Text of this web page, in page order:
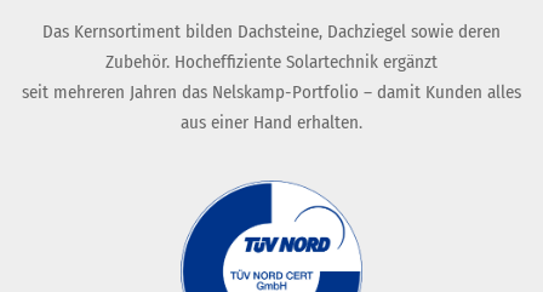
Das Kernsortiment bilden Dachsteine, Dachziegel sowie deren
Zubehör. Hocheffiziente Solartechnik ergänzt
seit mehreren Jahren das Nelskamp-Portfolio – damit Kunden alles
aus einer Hand erhalten.